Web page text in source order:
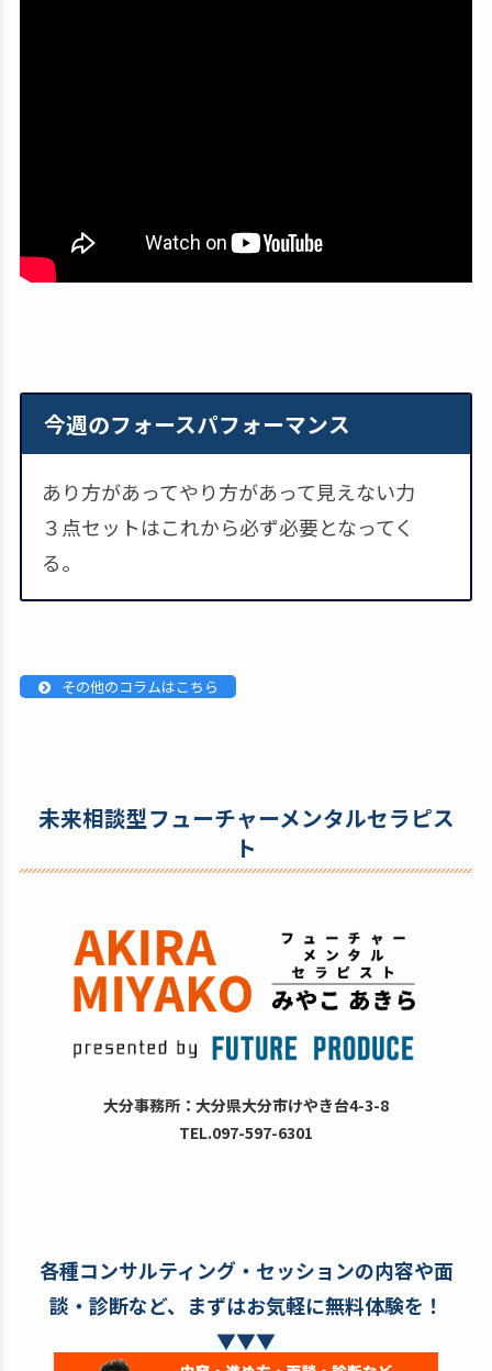
今週のフォースパフォーマンス
あり方があってやり方があって見えない力
３点セットはこれから必ず必要となってく
る。
その他のコラムはこちら
未来相談型フューチャーメンタルセラピス
ト
大分事務所：大分県大分市けやき台4-3-8
TEL.097-597-6301
各種コンサルティング・セッションの内容や面
談・診断など、まずはお気軽に無料体験を！
▼▼▼